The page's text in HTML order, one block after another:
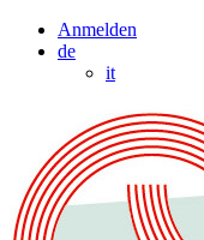
Anmelden
de
it